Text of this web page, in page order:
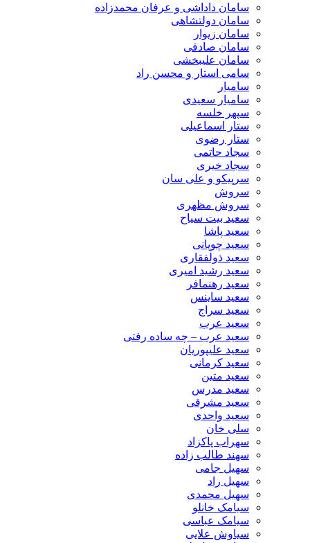
سامان داداشی و عرفان محمدزاده
سامان دولتشاهی
سامان زیوار
سامان صادقی
سامان علیبخشی
سامی استار و محسن راد
سامیار
سامیار سعیدی
سپهر خلسه
ستار اسماعیلی
ستار رضوی
سجاد حاتمی
سجاد خیری
سرپیکو و علی سان
سروش
سروش مظهری
سعید بیت سیاح
سعید پاشا
سعید چوپانی
سعید ذولفقاری
سعید رشید امیری
سعید رهنمافر
سعید ساینس
سعید سراج
سعید عرب
سعید عرب – چه ساده رفتی
سعید علیپوریان
سعید کرمانی
سعید متین
سعید مدرس
سعید مشرقی
سعید واحدی
سلی خان
سهراب پاکزاد
سهند طالب زاده
سهیل جامی
سهیل راد
سهیل محمدی
سیامک خانلو
سیامک عباسی
سیاوش علایی